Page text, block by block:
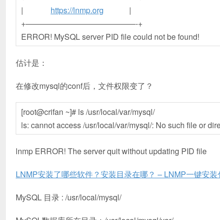
| https://lnmp.org |
+——————————————-+
ERROR! MySQL server PID file could not be found!
估计是：
在修改mysql的conf后，文件权限变了？
[root@crifan ~]# ls /usr/local/var/mysql/
ls: cannot access /usr/local/var/mysql/: No such file or
lnmp ERROR! The server quit without updating PID file
LNMP安装了哪些软件？安装目录在哪？ – LNMP一键安装
MySQL 目录 : /usr/local/mysql/